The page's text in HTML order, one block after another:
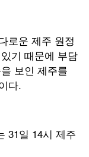
로운 제주 원정
기 때문에 부담
보인 제주를
다.
31일 14시 제주